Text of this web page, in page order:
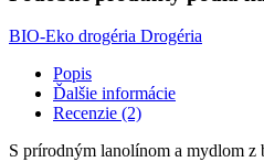
BIO-Eko drogéria Drogéria
Popis
Ďalšie informácie
Recenzie (2)
S prírodným lanolínom a mydlom z